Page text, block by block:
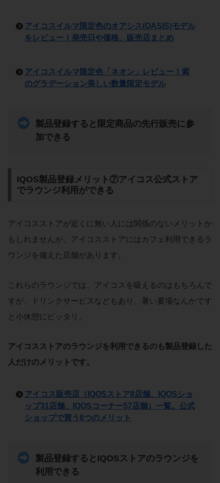
アイコスイルマ限定色のオアシス(OASIS)モデル
をレビュー！発売日や価格、販売店まとめ
アイコスイルマ限定色「ネオン」レビュー！紫
のグラデーション美しい数量限定モデル
製品登録すると限定商品の先行販売に参
加できる
IQOS製品登録メリット⑦アイコス公式ストア
でラウンジ利用ができる
アイコスストアが近くに無い人には関係のないメリットか
もしれませんが、アイコスストアにはカフェ利用できるラ
ウンジを備えた店舗があります。
これらのラウンジでは、アイコスを吸えるのはもちろんで
すが、ドリンクサービスなどもあり、暑い夏場なんかです
と小休憩にピッタリ。
アイコスストアのラウンジを利用できるのも製品登録した
人だけのメリットです。
アイコス販売店（IQOSストア8店舗、IQOSショ
ップ31店舗、IQOSコーナー57店舗）一覧。公式
ショップで買う6つのメリット
製品登録するとIQOSストアのラウンジを
利用できる